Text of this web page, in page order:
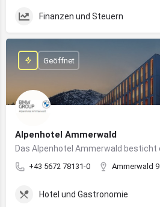
Finanzen und Steuern
Alpenhotel Ammerwald
+43 5672 78131-0 Ammerwald 9
Geöffnet
Hotel und Gastronomie